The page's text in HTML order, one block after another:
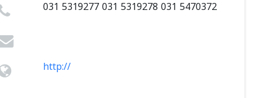
031 5319277 031 5319278 031 5470372
http://